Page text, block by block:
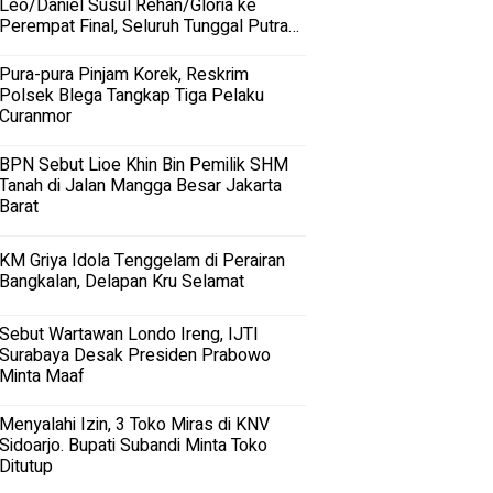
Leo/Daniel Susul Rehan/Gloria ke
Perempat Final, Seluruh Tunggal Putra
Pura-pura Pinjam Korek, Reskrim
Polsek Blega Tangkap Tiga Pelaku
Curanmor
BPN Sebut Lioe Khin Bin Pemilik SHM
Tanah di Jalan Mangga Besar Jakarta
Barat
KM Griya Idola Tenggelam di Perairan
Bangkalan, Delapan Kru Selamat
Sebut Wartawan Londo Ireng, IJTI
Surabaya Desak Presiden Prabowo
Minta Maaf
Menyalahi Izin, 3 Toko Miras di KNV
Sidoarjo. Bupati Subandi Minta Toko
Ditutup